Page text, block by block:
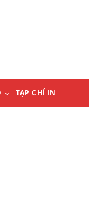
TẠP CHÍ IN